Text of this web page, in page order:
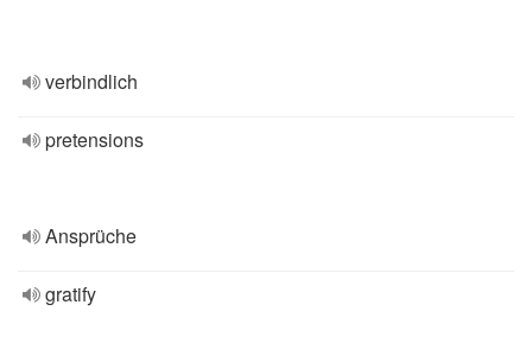
verbindlich
pretensions
Ansprüche
gratify